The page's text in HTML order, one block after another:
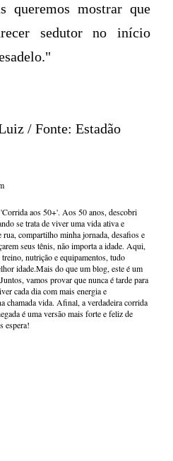
queremos mostrar que
sedutor no início
/ Fonte: Estadão
aos 50+'. Aos 50 anos, descobri
se trata de viver uma vida ativa e
compartilho minha jornada, desafios e
seus tênis, não importa a idade. Aqui,
nutrição e equipamentos, tudo
idade.Mais do que um blog, este é um
vamos provar que nunca é tarde para
cada dia com mais energia e
chamada vida. Afinal, a verdadeira corrida
é uma versão mais forte e feliz de
espera!